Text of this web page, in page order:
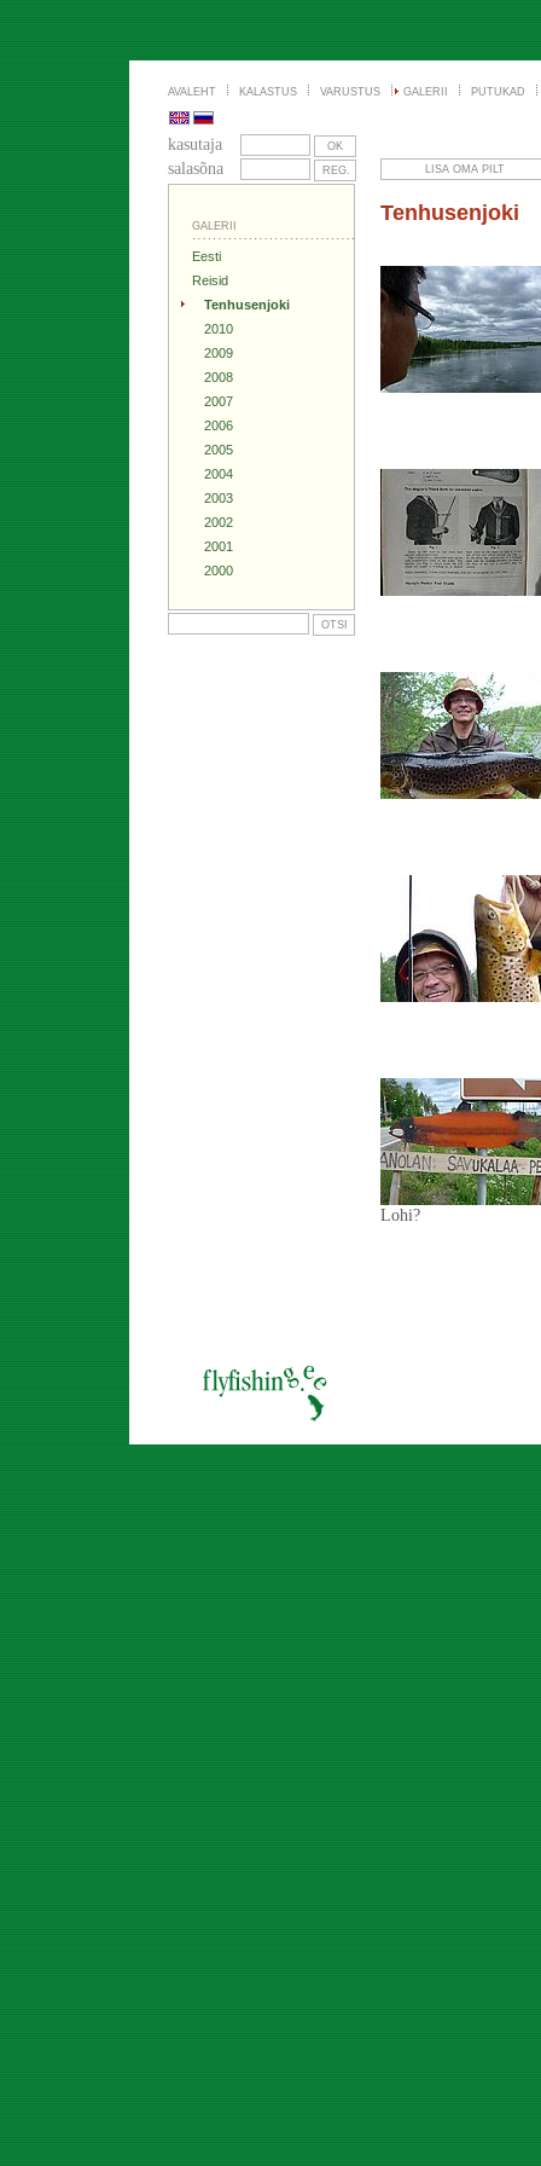
AVALEHT KALASTUS VARUSTUS GALERII PUTUKAD
kasutaja
salasõna
GALERII
Eesti
Reisid
Tenhusenjoki
2010
2009
2008
2007
2006
2005
2004
2003
2002
2001
2000
Tenhusenjoki
Lohi?